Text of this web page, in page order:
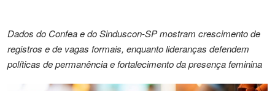
Dados do Confea e do Sinduscon-SP mostram crescimento de
registros e de vagas formais, enquanto lideranças defendem
políticas de permanência e fortalecimento da presença feminina